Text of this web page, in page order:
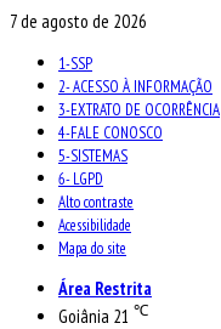
7 de agosto de 2026
1-SSP
2- ACESSO À INFORMAÇÃO
3-EXTRATO DE OCORRÊNCIA
4-FALE CONOSCO
5-SISTEMAS
6- LGPD
Alto contraste
Acessibilidade
Mapa do site
Área Restrita
Goiânia 21 ℃